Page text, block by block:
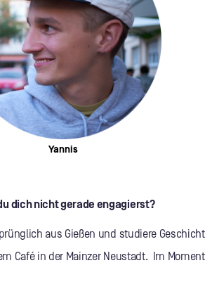
Yannis
dich nicht gerade engagierst?
aus Gießen und studiere
Café in der Mainzer Neustadt. Im